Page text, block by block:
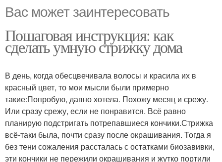
Вас может заинтересовать
Пошаговая инструкция: как
сделать умную стрижку дома
В день, когда обесцвечивала волосы и красила их в
красный цвет, то мои мысли были примерно
такие:Попробую, давно хотела. Похожу месяц и срежу.
Или сразу срежу, если не понравится. Всё равно
планирую подстригать потрепавшиеся кончики.Стрижка
всё-таки была, почти сразу после окрашивания. Тогда я
без тени сожаления рассталась с остатками биозавивки,
эти кончики не пережили окрашивания и жутко портили